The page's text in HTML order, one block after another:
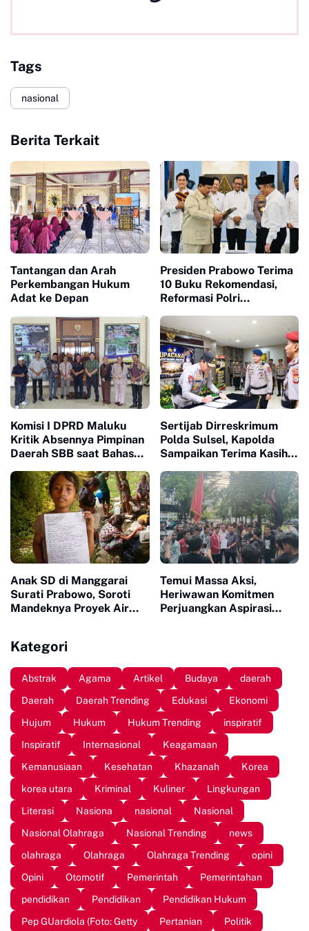
Tags
nasional
Berita Terkait
Tantangan dan Arah
Perkembangan Hukum
Adat ke Depan
Presiden Prabowo Terima
10 Buku Rekomendasi,
Reformasi Polri
hingga 2029
Komisi I DPRD Maluku
Kritik Absennya Pimpinan
Daerah SBB saat Bahas
Sertijab Dirreskrimum
Polda Sulsel, Kapolda
Sampaikan Terima Kasih
Kinerja Selama Bertugas
Anak SD di Manggarai
Surati Prabowo, Soroti
Mandeknya Proyek Air
2026
Temui Massa Aksi,
Heriwawan Komitmen
Perjuangkan Aspirasi
Kategori
Abstrak Agama Artikel Budaya
daerah
Daerah
Daerah Trending Edukasi
Ekonomi
Hujum
Hukum Hukum Trending
inspiratif
Inspiratif
Internasional
Keagamaan
Kemanusiaan
Kesehatan Khazanah
Korea
korea utara
Kriminal Kuliner
Lingkungan
Literasi
Nasiona nasional
Nasional
Nasional Olahraga
Nasional Trending
news
olahraga
Olahraga Olahraga Trending
opini
Opini
Otomotif Pemerintah
Pemerintahan
pendidikan
Pendidikan
Pendidikan Hukum
Pep GUardiola (Foto: Getty
Pertanian
Politik